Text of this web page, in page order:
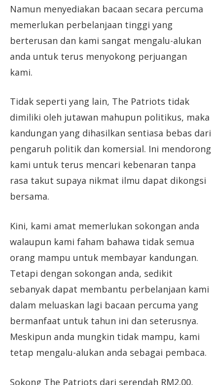
Namun menyediakan bacaan secara percuma
memerlukan perbelanjaan tinggi yang
berterusan dan kami sangat mengalu-alukan
anda untuk terus menyokong perjuangan
kami.
Tidak seperti yang lain, The Patriots tidak
dimiliki oleh jutawan mahupun politikus, maka
kandungan yang dihasilkan sentiasa bebas dari
pengaruh politik dan komersial. Ini mendorong
kami untuk terus mencari kebenaran tanpa
rasa takut supaya nikmat ilmu dapat dikongsi
bersama.
Kini, kami amat memerlukan sokongan anda
walaupun kami faham bahawa tidak semua
orang mampu untuk membayar kandungan.
Tetapi dengan sokongan anda, sedikit
sebanyak dapat membantu perbelanjaan kami
dalam meluaskan lagi bacaan percuma yang
bermanfaat untuk tahun ini dan seterusnya.
Meskipun anda mungkin tidak mampu, kami
tetap mengalu-alukan anda sebagai pembaca.
Sokong The Patriots dari serendah RM2.00,